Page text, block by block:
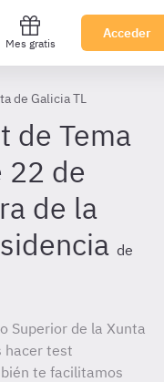
Mes gratis
Acceder
de Galicia TL
de Tema
22 de
de la
de
Superior de la Xunta
hacer test
te facilitamos